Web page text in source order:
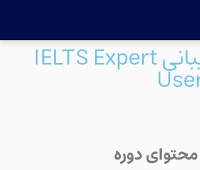
صفحه پشتیبانی IELTS Expert
محتوای دوره